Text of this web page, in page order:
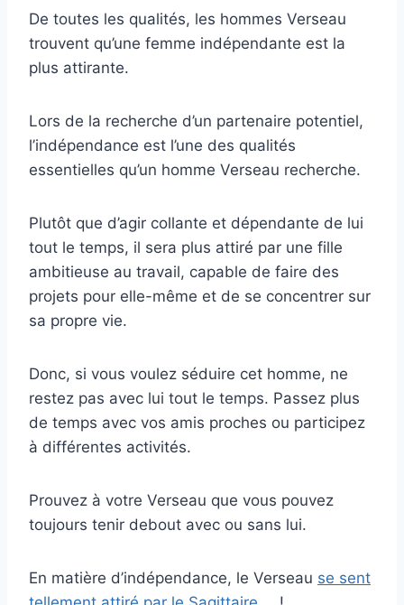
De toutes les qualités, les hommes Verseau
trouvent qu’une femme indépendante est la
plus attirante.
Lors de la recherche d’un partenaire potentiel,
l’indépendance est l’une des qualités
essentielles qu’un homme Verseau recherche.
Plutôt que d’agir collante et dépendante de lui
tout le temps, il sera plus attiré par une fille
ambitieuse au travail, capable de faire des
projets pour elle-même et de se concentrer sur
sa propre vie.
Donc, si vous voulez séduire cet homme, ne
restez pas avec lui tout le temps. Passez plus
de temps avec vos amis proches ou participez
à différentes activités.
Prouvez à votre Verseau que vous pouvez
toujours tenir debout avec ou sans lui.
En matière d’indépendance, le Verseau se sent